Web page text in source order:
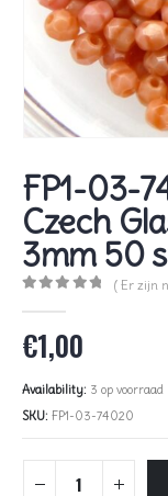
FP1-03-
Czech
3mm 50
( Er zijn
€1,00
Availability: 3 op voorraad
SKU: FP1-03-74020